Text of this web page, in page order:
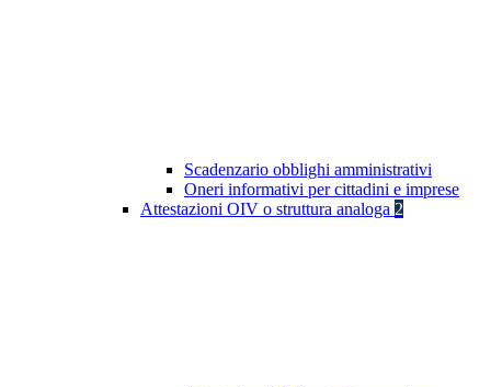
Scadenzario obblighi amministrativi
Oneri informativi per cittadini e imprese
Attestazioni OIV o struttura analoga 2